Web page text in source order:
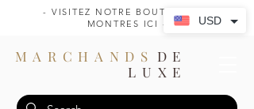
- VISITEZ NOTRE BOUTIQUE DE
MONTRES ICI -
MARCHANDS DE
LUXE
USD